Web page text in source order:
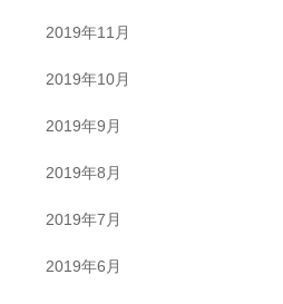
2019年11月
2019年10月
2019年9月
2019年8月
2019年7月
2019年6月